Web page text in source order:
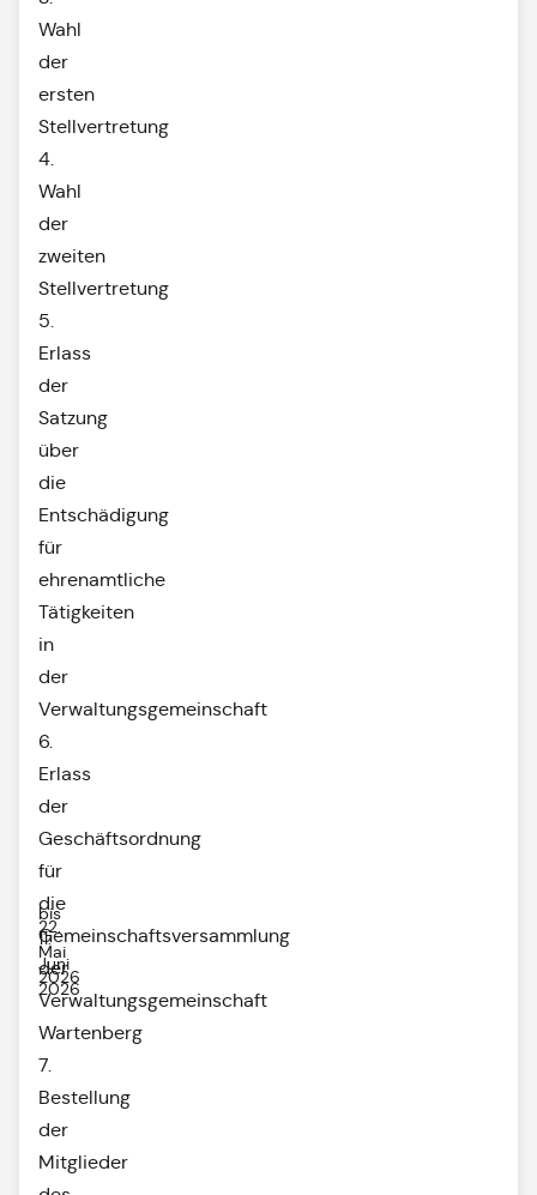
22.
Mai
2026
bis
11.
Juni
2026
Wahl
der
ersten
Stellvertretung
4.
Wahl
der
zweiten
Stellvertretung
5.
Erlass
der
Satzung
über
die
Entschädigung
für
ehrenamtliche
Tätigkeiten
in
der
Verwaltungsgemeinschaft
6.
Erlass
der
Geschäftsordnung
für
die
Gemeinschaftsversammlung
der
Verwaltungsgemeinschaft
Wartenberg
7.
Bestellung
der
Mitglieder